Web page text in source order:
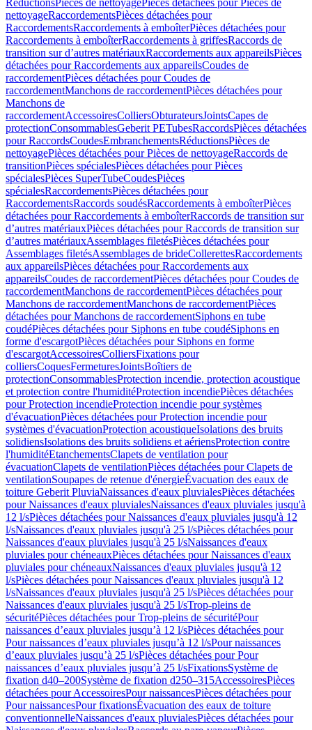
RéductionsPièces de nettoyagePièces détachées pour Pièces de
nettoyageRaccordementsPièces détachées pour
RaccordementsRaccordements à emboîterPièces détachées pour
Raccordements à emboîterRaccordements à griffesRaccords de
transition sur d’autres matériauxRaccordements aux appareilsPièces
détachées pour Raccordements aux appareilsCoudes de
raccordementPièces détachées pour Coudes de
raccordementManchons de raccordementPièces détachées pour
Manchons de
raccordementAccessoiresColliersObturateursJointsCapes de
protectionConsommablesGeberit PETubesRaccordsPièces détachées
pour RaccordsCoudesEmbranchementsRéductionsPièces de
nettoyagePièces détachées pour Pièces de nettoyageRaccords de
transitionPièces spécialesPièces détachées pour Pièces
spécialesPièces SuperTubeCoudesPièces
spécialesRaccordementsPièces détachées pour
RaccordementsRaccords soudésRaccordements à emboîterPièces
détachées pour Raccordements à emboîterRaccords de transition sur
d’autres matériauxPièces détachées pour Raccords de transition sur
d’autres matériauxAssemblages filetésPièces détachées pour
Assemblages filetésAssemblages de brideCollerettesRaccordements
aux appareilsPièces détachées pour Raccordements aux
appareilsCoudes de raccordementPièces détachées pour Coudes de
raccordementManchons de raccordementPièces détachées pour
Manchons de raccordementManchons de raccordementPièces
détachées pour Manchons de raccordementSiphons en tube
coudéPièces détachées pour Siphons en tube coudéSiphons en
forme d'escargotPièces détachées pour Siphons en forme
d'escargotAccessoiresColliersFixations pour
colliersCoquesFermeturesJointsBoîtiers de
protectionConsommablesProtection incendie, protection acoustique
et protection contre l'humiditéProtection incendiePièces détachées
pour Protection incendieProtection incendie pour systèmes
d'évacuationPièces détachées pour Protection incendie pour
systèmes d'évacuationProtection acoustiqueIsolations des bruits
solidiensIsolations des bruits solidiens et aériensProtection contre
l'humiditéEtanchementsClapets de ventilation pour
évacuationClapets de ventilationPièces détachées pour Clapets de
ventilationSoupapes de retenue d'énergieÉvacuation des eaux de
toiture Geberit PluviaNaissances d'eaux pluvialesPièces détachées
pour Naissances d'eaux pluvialesNaissances d'eaux pluviales jusqu'à
12 l/sPièces détachées pour Naissances d'eaux pluviales jusqu'à 12
l/sNaissances d'eaux pluviales jusqu'à 25 l/sPièces détachées pour
Naissances d'eaux pluviales jusqu'à 25 l/sNaissances d'eaux
pluviales pour chéneauxPièces détachées pour Naissances d'eaux
pluviales pour chéneauxNaissances d'eaux pluviales jusqu'à 12
l/sPièces détachées pour Naissances d'eaux pluviales jusqu'à 12
l/sNaissances d'eaux pluviales jusqu'à 25 l/sPièces détachées pour
Naissances d'eaux pluviales jusqu'à 25 l/sTrop-pleins de
sécuritéPièces détachées pour Trop-pleins de sécuritéPour
naissances d’eaux pluviales jusqu’à 12 l/sPièces détachées pour
Pour naissances d’eaux pluviales jusqu’à 12 l/sPour naissances
d’eaux pluviales jusqu’à 25 l/sPièces détachées pour Pour
naissances d’eaux pluviales jusqu’à 25 l/sFixationsSystème de
fixation d40–200Système de fixation d250–315AccessoiresPièces
détachées pour AccessoiresPour naissancesPièces détachées pour
Pour naissancesPour fixationsÉvacuation des eaux de toiture
conventionnelleNaissances d'eaux pluvialesPièces détachées pour